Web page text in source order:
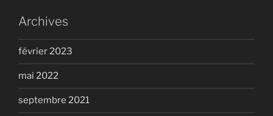
Archives
février 2023
mai 2022
septembre 2021